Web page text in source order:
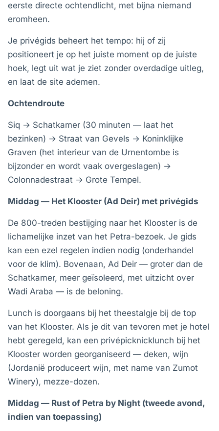
eerste directe ochtendlicht, met bijna niemand
eromheen.
Je privégids beheert het tempo: hij of zij
positioneert je op het juiste moment op de juiste
hoek, legt uit wat je ziet zonder overdadige uitleg,
en laat de site ademen.
Ochtendroute
Siq → Schatkamer (30 minuten — laat het
bezinken) → Straat van Gevels → Koninklijke
Graven (het interieur van de Urnentombe is
bijzonder en wordt vaak overgeslagen) →
Colonnadestraat → Grote Tempel.
Middag — Het Klooster (Ad Deir) met privégids
De 800-treden bestijging naar het Klooster is de
lichamelijke inzet van het Petra-bezoek. Je gids
kan een ezel regelen indien nodig (onderhandel
voor de klim). Bovenaan, Ad Deir — groter dan de
Schatkamer, meer geïsoleerd, met uitzicht over
Wadi Araba — is de beloning.
Lunch is doorgaans bij het theestalgje bij de top
van het Klooster. Als je dit van tevoren met je hotel
hebt geregeld, kan een privépicknicklunch bij het
Klooster worden georganiseerd — deken, wijn
(Jordanië produceert wijn, met name van Zumot
Winery), mezze-dozen.
Middag — Rust of Petra by Night (tweede avond,
indien van toepassing)